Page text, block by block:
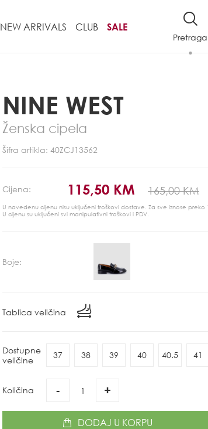
NEW ARRIVALS CLUB SALE
Pretraga
NINE WEST
Ženska cipela
Šifra artikla: 40ZCJ13562
Cijena: 115,50 KM 165,00 KM
U navedenu cijenu nisu uključeni troškovi dostave. Za sve iznose
U cijenu su uključeni svi manipulativni troškovi i PDV.
Boje:
Tablica veličina
Dostupne
veličine
37 38 39 40 40.5 41
Količina - +
DODAJ U KORPU